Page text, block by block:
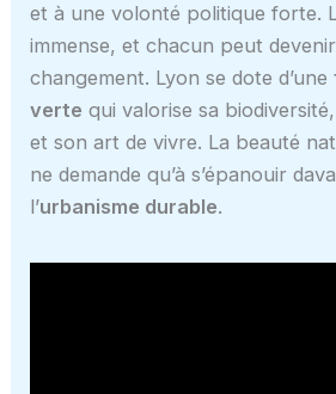
et à une volonté politique forte.
immense, et chacun peut
changement. Lyon se dote d’une
verte qui valorise sa
et son art de vivre. La beauté
ne demande qu’à s’épanouir
l’urbanisme durable.